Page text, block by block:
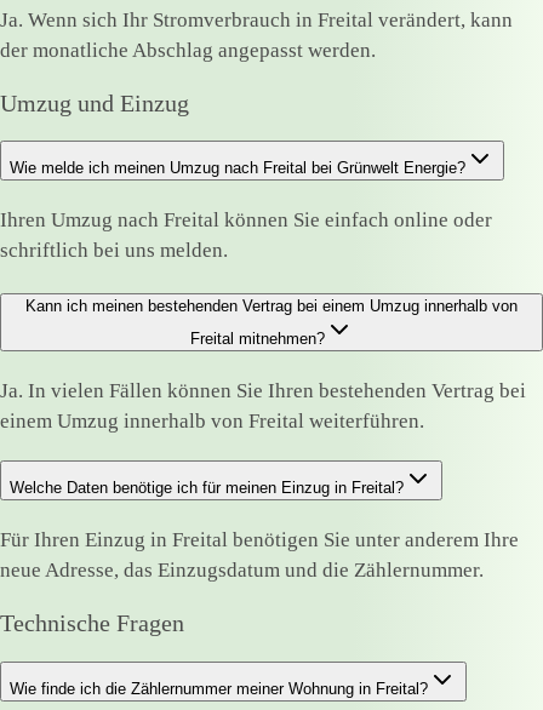
Ja. Wenn sich Ihr Stromverbrauch in Freital verändert, kann
der monatliche Abschlag angepasst werden.
Umzug und Einzug
Wie melde ich meinen Umzug nach Freital bei Grünwelt Energie?
Ihren Umzug nach Freital können Sie einfach online oder
schriftlich bei uns melden.
Kann ich meinen bestehenden Vertrag bei einem Umzug innerhalb von
Freital mitnehmen?
Ja. In vielen Fällen können Sie Ihren bestehenden Vertrag bei
einem Umzug innerhalb von Freital weiterführen.
Welche Daten benötige ich für meinen Einzug in Freital?
Für Ihren Einzug in Freital benötigen Sie unter anderem Ihre
neue Adresse, das Einzugsdatum und die Zählernummer.
Technische Fragen
Wie finde ich die Zählernummer meiner Wohnung in Freital?